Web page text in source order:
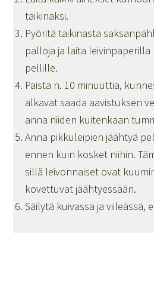
taikinaksi.
Pyöritä taikinasta
palloja ja laita
pellille.
Paista n. 10 minuuttia,
alkavat saada aavistuksen
anna niiden kuitenkaan
Anna pikkuleipien jäähtyä
ennen kuin kosket niihin.
sillä leivonnaiset ovat
kovettuvat jäähtyessään.
Säilytä kuivassa ja viileässä,